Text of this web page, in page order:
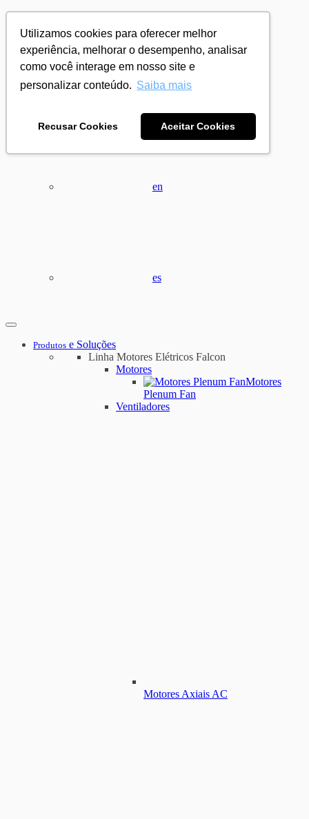
Utilizamos cookies para oferecer melhor
experiência, melhorar o desempenho, analisar
como você interage em nosso site e
personalizar conteúdo. Saiba mais
Recusar Cookies Aceitar Cookies
en
es
Produtos e Soluções
Linha Motores Elétricos Falcon
Motores
Motores
Plenum Fan
Ventiladores
Motores Axiais AC